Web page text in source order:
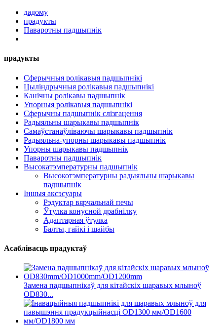
дадому
прадукты
Паваротны падшыпнік
прадукты
Сферычныя ролікавыя падшыпнікі
Цыліндрычныя ролікавыя падшыпнікі
Канічны ролікавы падшыпнік
Упорныя ролікавыя падшыпнікі
Сферычны падшыпнік слізгацення
Радыяльны шарыкавы падшыпнік
Самаўстанаўліваючы шарыкавы падшыпнік
Радыяльна-упорны шарыкавы падшыпнік
Упорны шарыкавы падшыпнік
Паваротны падшыпнік
Высокатэмпературны падшыпнік
Высокотэмпературны радыяльны шарыкавы
падшыпнік
Іншыя аксэсуары
Рэдуктар вярчальнай печы
Ўтулка конусной драбнілку
Адаптарная ўтулка
Балты, гайкі і шайбы
Асаблівасць прадуктаў
Замена падшыпнікаў для кітайскіх шаравых млыноў
OD830...